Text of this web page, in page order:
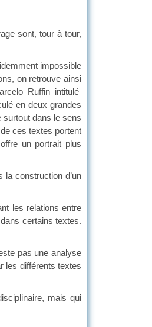
sont, tour à tour,
impossible
on retrouve ainsi
Ruffin intitulé
en deux grandes
surtout dans le sens
ces textes portent
un portrait plus
construction d’un
les relations entre
certains textes.
pas une analyse
les différents textes
mais qui